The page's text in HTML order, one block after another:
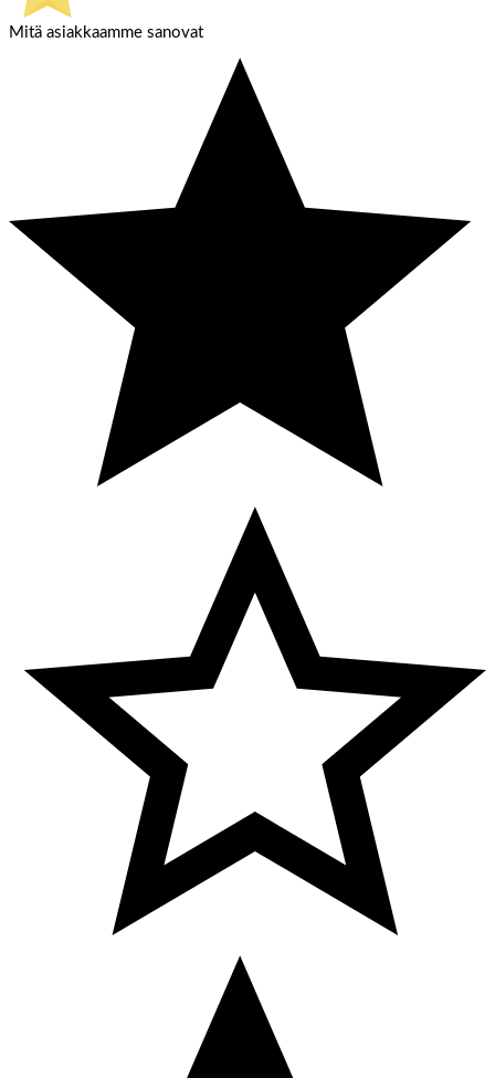
Mitä asiakkaamme sanovat